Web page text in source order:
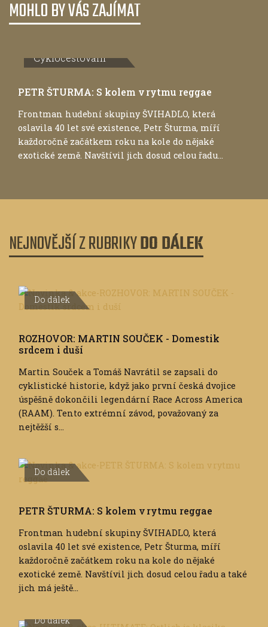
MOHLO BY VÁS ZAJÍMAT
Cyklocestování
PETR ŠTURMA: S kolem v rytmu reggae
Frontman hudební skupiny ŠVIHADLO, která
oslavila 40 let své existence, Petr Šturma, míří
každoročně začátkem roku na kole do nějaké
exotické země. Navštívil jich dosud celou řadu...
NEJNOVĚJŠÍ Z RUBRIKYDO DÁLEK
Do dálek
ROZHOVOR: MARTIN SOUČEK - Domestik
srdcem i duší
Martin Souček a Tomáš Navrátil se zapsali do
cyklistické historie, když jako první česká dvojice
úspěšně dokončili legendární Race Across America
(RAAM). Tento extrémní závod, považovaný za
nejtěžší s...
Do dálek
PETR ŠTURMA: S kolem v rytmu reggae
Frontman hudební skupiny ŠVIHADLO, která
oslavila 40 let své existence, Petr Šturma, míří
každoročně začátkem roku na kole do nějaké
exotické země. Navštívil jich dosud celou řadu a také
jich má ještě...
Do dálek